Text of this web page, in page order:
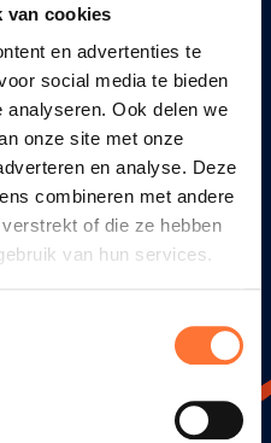
van cookies
en advertenties te
social media te bieden
Ook delen we
onze site met onze
en analyse. Deze
combineren met andere
of die ze hebben
van hun services.